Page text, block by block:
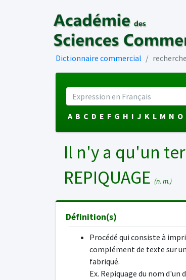
Dictionnaire commercial
A B C D E F G H I J K L M N O
Il n'y a qu'un
REPIQUAGE (n. m.)
Définition(s)
Procédé qui consiste à
complément de texte sur
fabriqué.
Ex. Repiquage du nom